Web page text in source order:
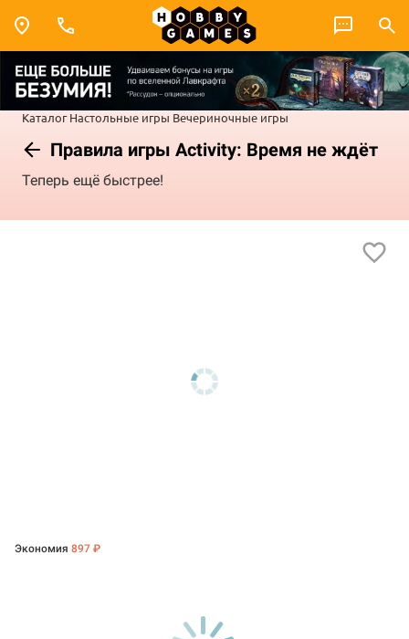
Каталог Настольные игры Вечериночные игры
Правила игры Activity: Время не ждёт
Теперь ещё быстрее!
Экономия 897 ₽